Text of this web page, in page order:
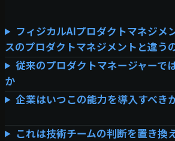
フィジカルAIプロダクトマネジメ
スのプロダクトマネジメントと違う
従来のプロダクトマネージャーで
か
企業はいつこの能力を導入すべき
これは技術チームの判断を置き換